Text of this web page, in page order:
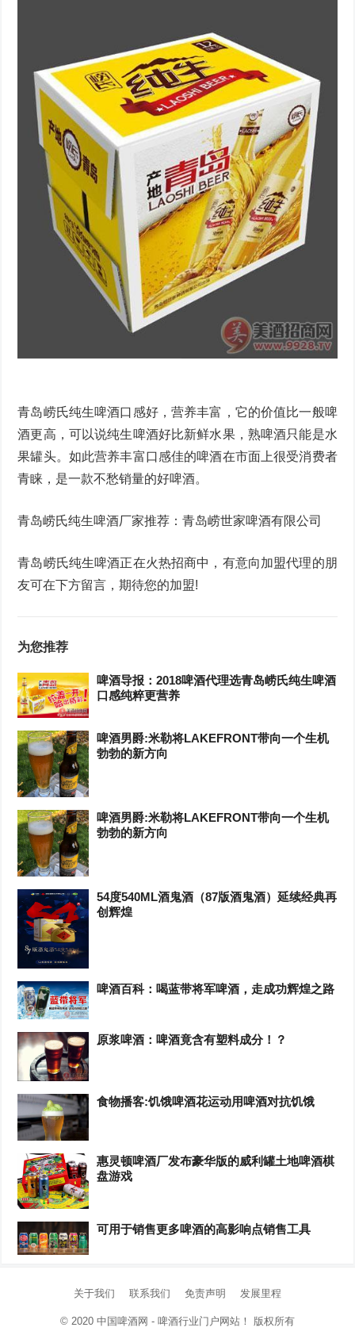
青岛崂氏纯生啤酒口感好，营养丰富，它的价值比一般啤
酒更高，可以说纯生啤酒好比新鲜水果，熟啤酒只能是水
果罐头。如此营养丰富口感佳的啤酒在市面上很受消费者
青睐，是一款不愁销量的好啤酒。
青岛崂氏纯生啤酒厂家推荐：青岛崂世家啤酒有限公司
青岛崂氏纯生啤酒正在火热招商中，有意向加盟代理的朋
友可在下方留言，期待您的加盟!
为您推荐
啤酒导报：2018啤酒代理选青岛崂氏纯生啤酒
口感纯粹更营养
啤酒男爵:米勒将LAKEFRONT带向一个生机
勃勃的新方向
啤酒男爵:米勒将LAKEFRONT带向一个生机
勃勃的新方向
54度540ML酒鬼酒（87版酒鬼酒）延续经典再
创辉煌
啤酒百科：喝蓝带将军啤酒，走成功辉煌之路
原浆啤酒：啤酒竟含有塑料成分！？
食物播客:饥饿啤酒花运动用啤酒对抗饥饿
惠灵顿啤酒厂发布豪华版的威利罐土地啤酒棋
盘游戏
可用于销售更多啤酒的高影响点销售工具
关于我们 联系我们 免责声明 发展里程
© 2020 中国啤酒网 - 啤酒行业门户网站！ 版权所有